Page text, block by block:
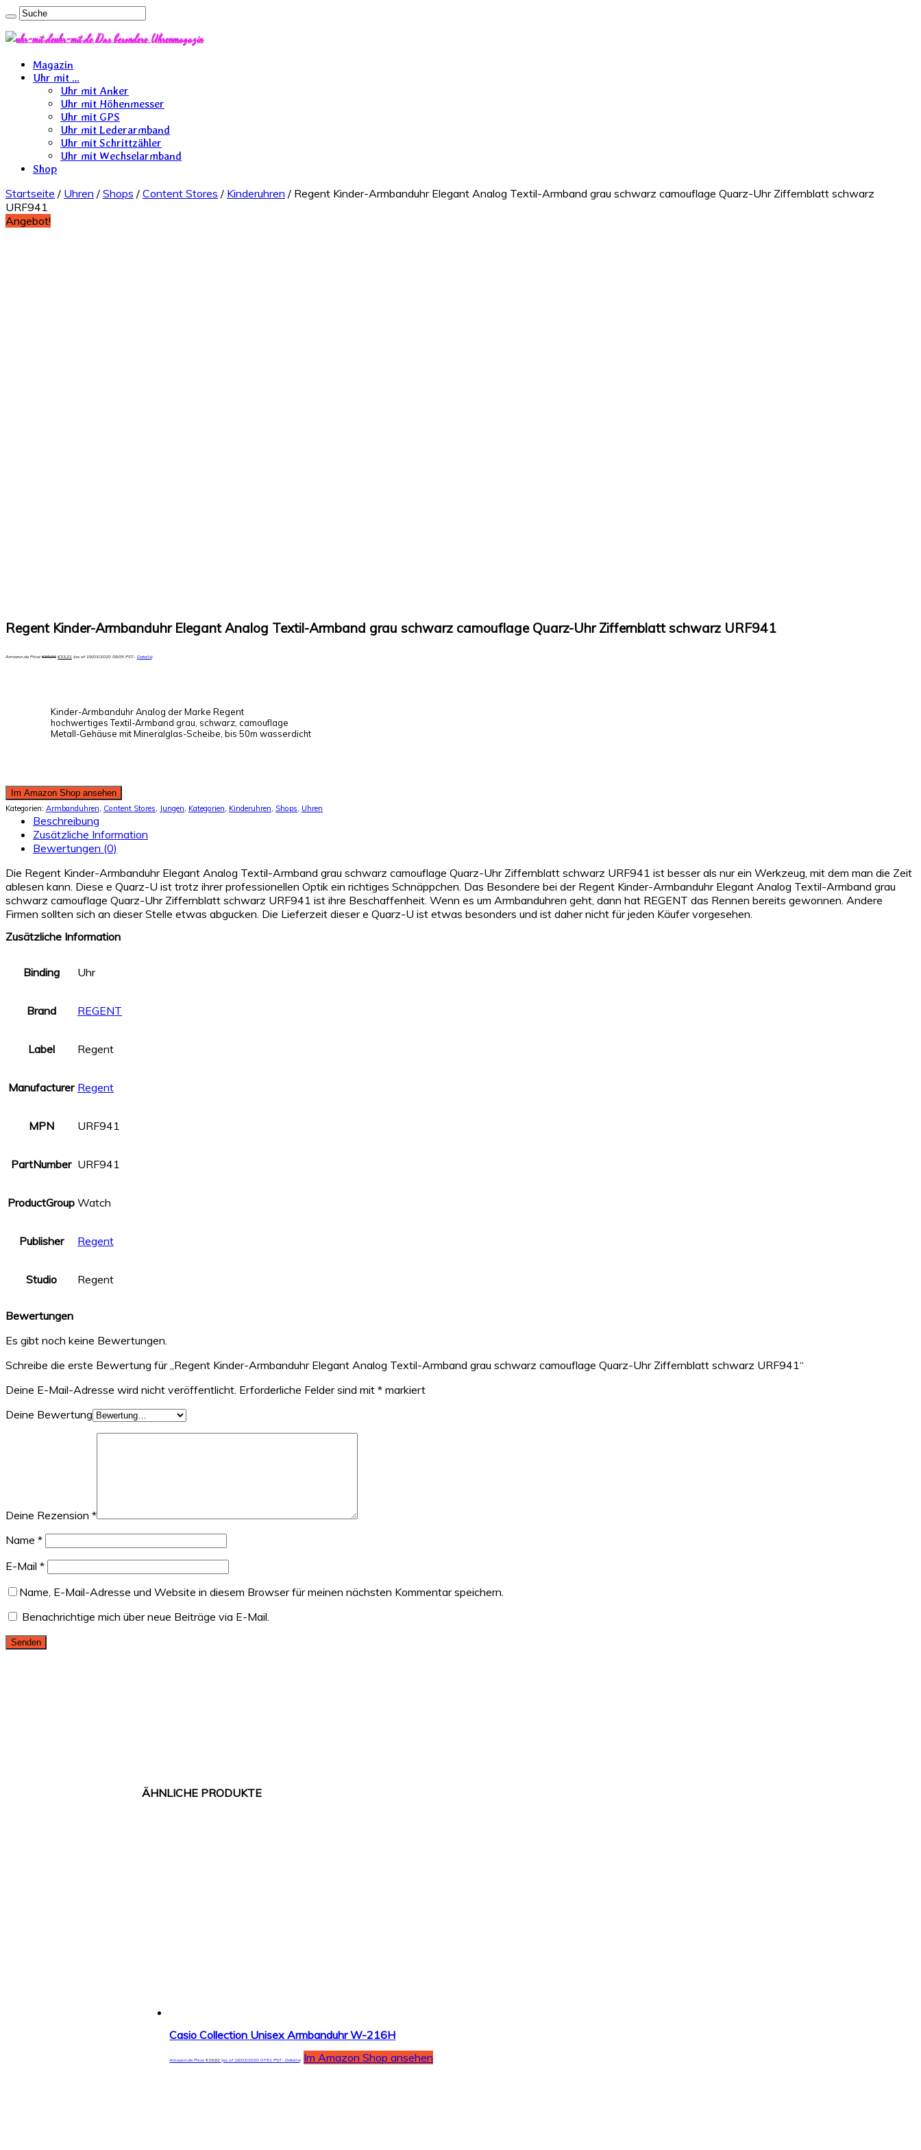
uhr-mit.de Das besondere Uhrenmagazin
Magazin
Uhr mit …
Uhr mit Anker
Uhr mit Höhenmesser
Uhr mit GPS
Uhr mit Lederarmband
Uhr mit Schrittzähler
Uhr mit Wechselarmband
Shop
Startseite / Uhren / Shops / Content Stores / Kinderuhren / Regent Kinder-Armbanduhr Elegant Analog Textil-Armband grau schwarz camouflage Quarz-Uhr Ziffernblatt schwarz
URF941
Angebot!
Regent Kinder-Armbanduhr Elegant Analog Textil-Armband grau schwarz camouflage Quarz-Uhr Ziffernblatt schwarz URF941
Amazon.de Price:€39,90 €33,21 (as of 19/03/2020 08:05 PST- Details)
Kinder-Armbanduhr Analog der Marke Regent
hochwertiges Textil-Armband grau, schwarz, camouflage
Metall-Gehäuse mit Mineralglas-Scheibe, bis 50m wasserdicht
Im Amazon Shop ansehen
Kategorien: Armbanduhren Content Stores Jungen Kategorien Kinderuhren Shops Uhren
Beschreibung
Zusätzliche Information
Bewertungen (0)
Die Regent Kinder-Armbanduhr Elegant Analog Textil-Armband grau schwarz camouflage Quarz-Uhr Ziffernblatt schwarz URF941 ist besser als nur ein Werkzeug, mit dem man die Zeit
ablesen kann. Diese e Quarz-U ist trotz ihrer professionellen Optik ein richtiges Schnäppchen. Das Besondere bei der Regent Kinder-Armbanduhr Elegant Analog Textil-Armband grau
schwarz camouflage Quarz-Uhr Ziffernblatt schwarz URF941 ist ihre Beschaffenheit. Wenn es um Armbanduhren geht, dann hat REGENT das Rennen bereits gewonnen. Andere
Firmen sollten sich an dieser Stelle etwas abgucken. Die Lieferzeit dieser e Quarz-U ist etwas besonders und ist daher nicht für jeden Käufer vorgesehen.
Zusätzliche Information
Binding Uhr
Brand REGENT
Label Regent
Manufacturer Regent
MPN URF941
PartNumber URF941
ProductGroup Watch
Publisher Regent
Studio Regent
Bewertungen
Es gibt noch keine Bewertungen.
Schreibe die erste Bewertung für „Regent Kinder-Armbanduhr Elegant Analog Textil-Armband grau schwarz camouflage Quarz-Uhr Ziffernblatt schwarz URF941“
Deine E-Mail-Adresse wird nicht veröffentlicht. Erforderliche Felder sind mit * markiert
Deine Bewertung
Deine Rezension *
Name *
E-Mail *
Name, E-Mail-Adresse und Website in diesem Browser für meinen nächsten Kommentar speichern.
Benachrichtige mich über neue Beiträge via E-Mail.
Casio Collection Unisex Armbanduhr W-216H
Amazon.de Price:€19,92 (as of 18/03/2020 07:51 PST-Details) Im Amazon Shop ansehen